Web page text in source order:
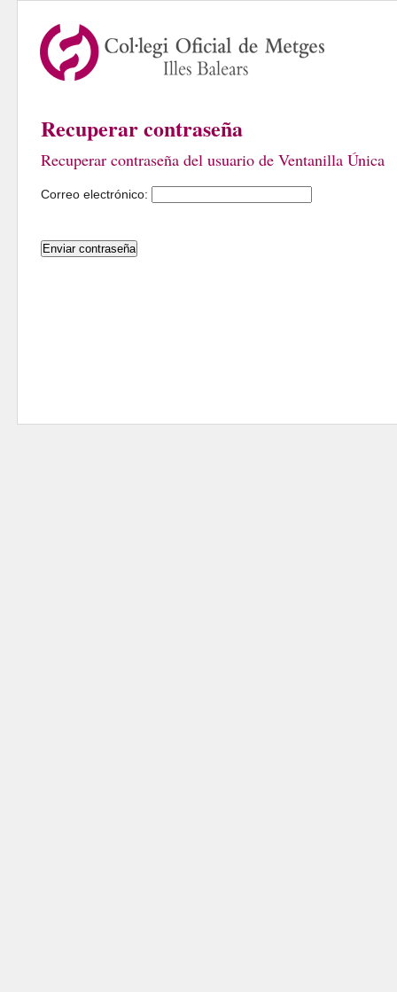
Recuperar contraseña
Recuperar contraseña del usuario de Ventanilla Única
Correo electrónico: